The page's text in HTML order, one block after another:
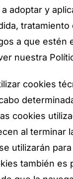
adoptar y
a que estén
nuestra
cookies
cookies
al terminar
utilizarán
también